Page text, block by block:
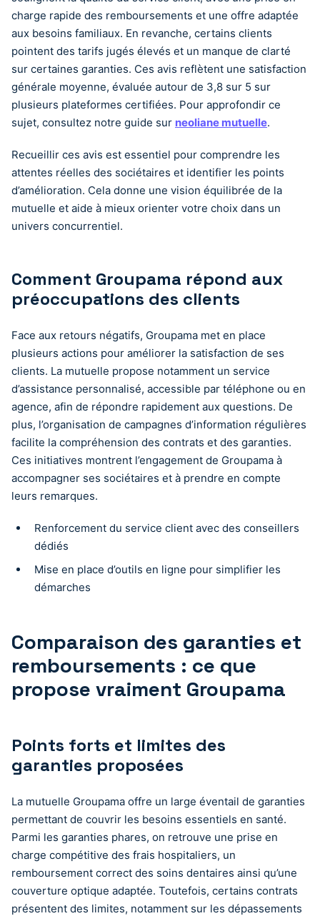
charge rapide des remboursements et une offre adaptée
aux besoins familiaux. En revanche, certains clients
pointent des tarifs jugés élevés et un manque de clarté
sur certaines garanties. Ces avis reflètent une satisfaction
générale moyenne, évaluée autour de 3,8 sur 5 sur
plusieurs plateformes certifiées. Pour approfondir ce
sujet, consultez notre guide sur neoliane mutuelle.
Recueillir ces avis est essentiel pour comprendre les
attentes réelles des sociétaires et identifier les points
d’amélioration. Cela donne une vision équilibrée de la
mutuelle et aide à mieux orienter votre choix dans un
univers concurrentiel.
Comment Groupama répond aux
préoccupations des clients
Face aux retours négatifs, Groupama met en place
plusieurs actions pour améliorer la satisfaction de ses
clients. La mutuelle propose notamment un service
d’assistance personnalisé, accessible par téléphone ou en
agence, afin de répondre rapidement aux questions. De
plus, l’organisation de campagnes d’information régulières
facilite la compréhension des contrats et des garanties.
Ces initiatives montrent l’engagement de Groupama à
accompagner ses sociétaires et à prendre en compte
leurs remarques.
Renforcement du service client avec des conseillers
dédiés
Mise en place d’outils en ligne pour simplifier les
démarches
Comparaison des garanties et
remboursements : ce que
propose vraiment Groupama
Points forts et limites des
garanties proposées
La mutuelle Groupama offre un large éventail de garanties
permettant de couvrir les besoins essentiels en santé.
Parmi les garanties phares, on retrouve une prise en
charge compétitive des frais hospitaliers, un
remboursement correct des soins dentaires ainsi qu’une
couverture optique adaptée. Toutefois, certains contrats
présentent des limites, notamment sur les dépassements